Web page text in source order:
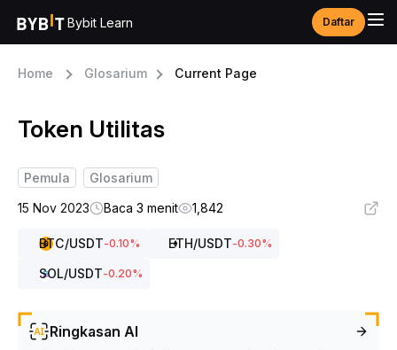
Bybit Learn Daftar
Home Glosarium Current Page
Token Utilitas
Pemula
Glosarium
15 Nov 2023
Baca 3 menit 1,842
BTC/USDT-0.10% ETH/USDT-0.30%
SOL/USDT-0.20%
Ringkasan AI